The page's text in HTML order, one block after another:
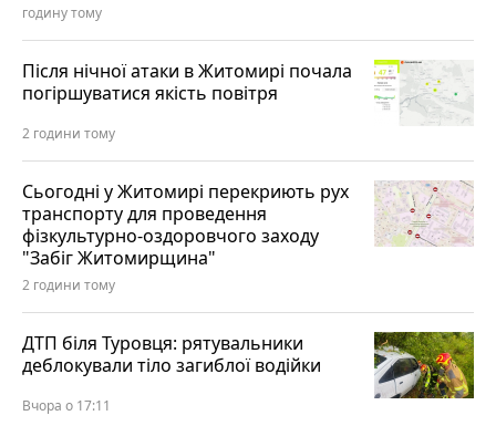
годину тому
Після нічної атаки в Житомирі почала
погіршуватися якість повітря
2 години тому
Сьогодні у Житомирі перекриють рух
транспорту для проведення
фізкультурно-оздоровчого заходу
"Забіг Житомирщина"
2 години тому
ДТП біля Туровця: рятувальники
деблокували тіло загиблої водійки
Вчора о 17:11